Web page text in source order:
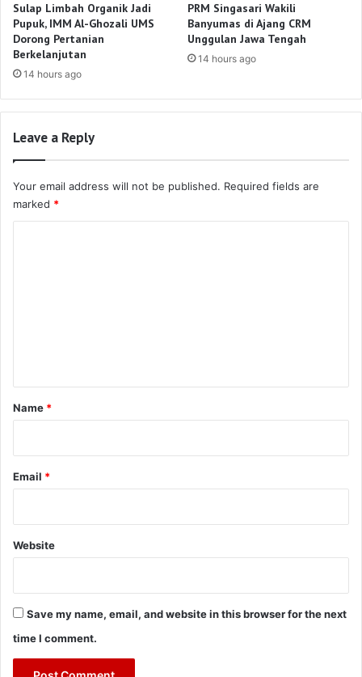
Sulap Limbah Organik Jadi
Pupuk, IMM Al-Ghozali UMS
Dorong Pertanian
Berkelanjutan
14 hours ago
PRM Singasari Wakili
Banyumas di Ajang CRM
Unggulan Jawa Tengah
14 hours ago
Leave a Reply
Your email address will not be published. Required fields are
marked *
*
Name *
Email *
Website
Save my name, email, and website in this browser for the next
time I comment.